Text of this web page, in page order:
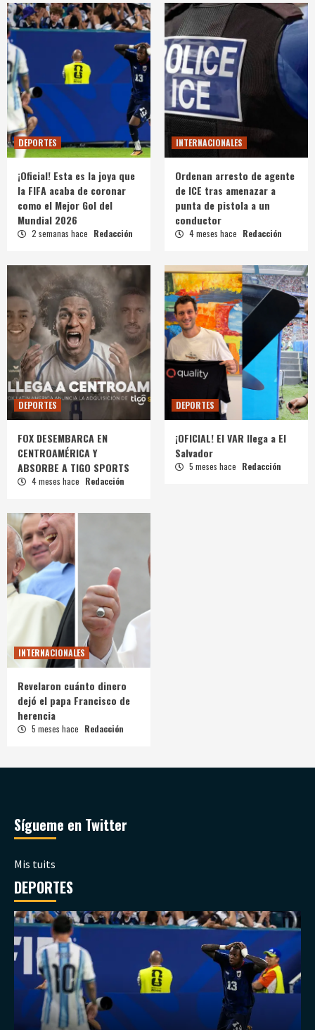
DEPORTES
¡Oficial! Esta es la joya que
la FIFA acaba de coronar
como el Mejor Gol del
Mundial 2026
2 semanas hace Redacción
INTERNACIONALES
Ordenan arresto de agente
de ICE tras amenazar a
punta de pistola a un
conductor
4 meses hace Redacción
DEPORTES
FOX DESEMBARCA EN
CENTROAMÉRICA Y
ABSORBE A TIGO SPORTS
4 meses hace Redacción
DEPORTES
¡OFICIAL! El VAR llega a El
Salvador
5 meses hace Redacción
INTERNACIONALES
Revelaron cuánto dinero
dejó el papa Francisco de
herencia
5 meses hace Redacción
Sígueme en Twitter
Mis tuits
DEPORTES